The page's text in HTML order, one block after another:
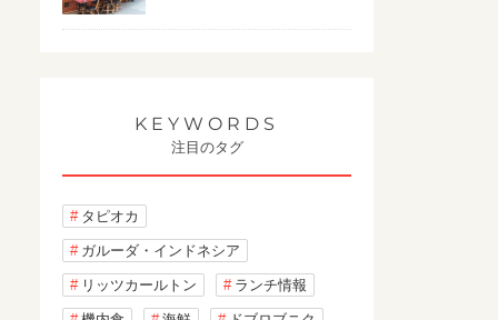
KEYWORDS
注目のタグ
タピオカ
ガルーダ・インドネシア
リッツカールトン ランチ情報